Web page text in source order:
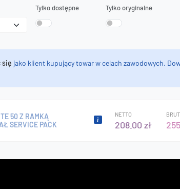
Tylko dostępne Tylko oryginalne
się jako klient kupujący towar w celach zawodowych.
50 Z RAMKĄ
SERVICE PACK
NETTO
208.00 zł